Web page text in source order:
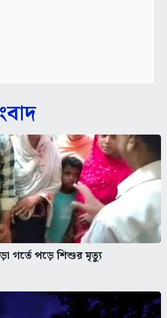
গর্তে পড়ে শিশুর মৃত্যু